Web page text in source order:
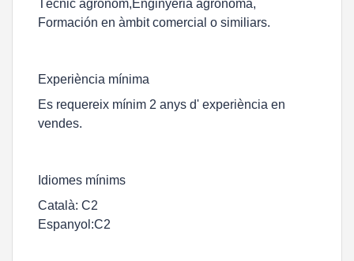
Tècnic agrònom,Enginyeria agrònoma,
Formación en àmbit comercial o similiars.
Experiència mínima
Es requereix mínim 2 anys d' experiència en
vendes.
Idiomes mínims
Català: C2
Espanyol:C2